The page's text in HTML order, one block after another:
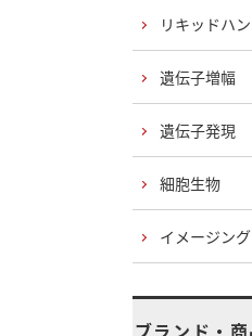
リキッドハ
遺伝子増幅
遺伝子発現
細胞生物
イメージング
ブランド・